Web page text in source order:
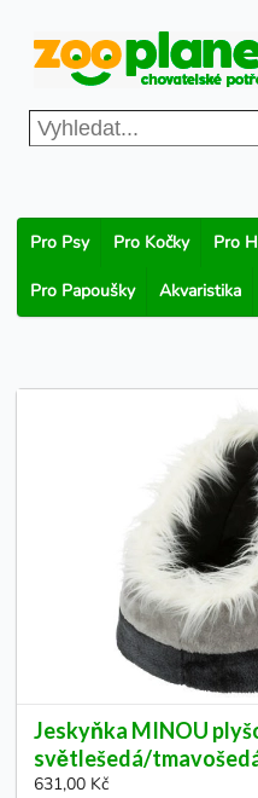
Pro Psy Pro Kočky Pro
Pro Papoušky Akvaristika
Jeskyňka MINOU
světlešedá/
631,00 Kč